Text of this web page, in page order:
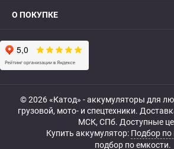
О ПОКУПКЕ
© 2026 «Катод» - аккумуляторы для
грузовой, мото- и спецтехники.
МСК, СПб. Доступные
Купить аккумулятор: Подбор по
подбор по емкости.